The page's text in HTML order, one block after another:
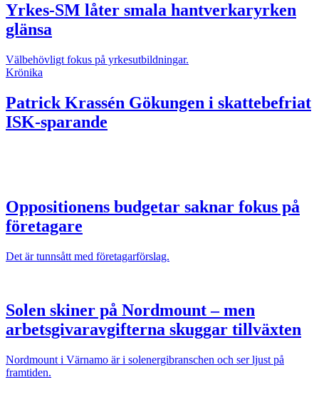
Yrkes-SM låter smala hantverkaryrken
glänsa
Välbehövligt fokus på yrkesutbildningar.
Krönika
Patrick Krassén Gökungen i skattebefriat
ISK-sparande
Oppositionens budgetar saknar fokus på
företagare
Det är tunnsått med företagarförslag.
Solen skiner på Nordmount – men
arbetsgivaravgifterna skuggar tillväxten
Nordmount i Värnamo är i solenergibranschen och ser ljust på
framtiden.